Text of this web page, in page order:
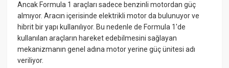
Ancak Formula 1 araçları sadece benzinli motordan güç
almıyor. Aracın içerisinde elektrikli motor da bulunuyor ve
hibrit bir yapı kullanılıyor. Bu nedenle de Formula 1'de
kullanılan araçların hareket edebilmesini sağlayan
mekanizmanın genel adına motor yerine güç ünitesi adı
veriliyor.